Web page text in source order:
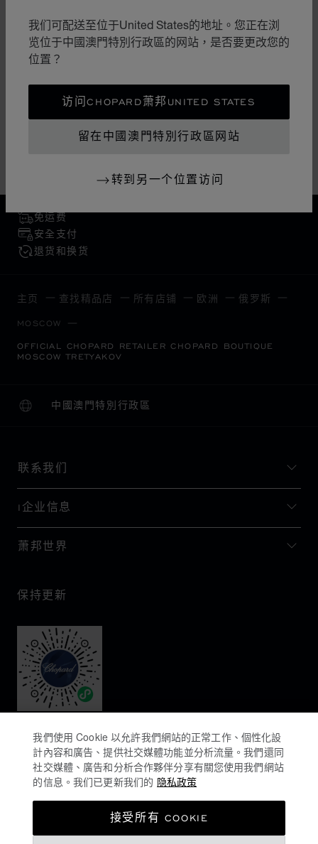
我们可配送至位于United States的地址。您正在浏
览位于中國澳門特別行政區的网站，是否要更改您的
位置？
访问CHOPARD萧邦UNITED STATES
留在中國澳門特別行政區网站
转到另一个位置访问
星期日 11:00 - 22:00
類別
錶
免运费
安全支付
退货和换货
主页 查找精品店 所有店铺 欧洲 俄罗斯
MOSCOW
OFFICIAL CHOPARD RETAILER CHOPARD BOUTIQUE
MOSCOW TRETYAKOV
中國澳門特別行政區
本地化（更改国家/地区）
更改国家/地区
联系我们
I企业信息
萧邦世界
保持更新
COOKIES政策
我們使用 Cookie 以允許我們網站的正常工作、個性化設
計內容和廣告、提供社交媒體功能並分析流量。我們還同
社交媒體、廣告和分析合作夥伴分享有關您使用我們網站
的信息。我们已更新我们的 隐私政策
接受所有 COOKIE